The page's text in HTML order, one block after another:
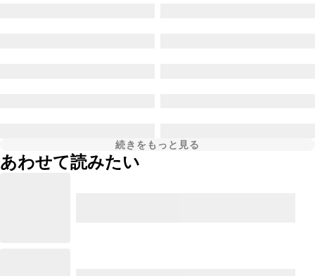
続きをもっと見る
あわせて読みたい